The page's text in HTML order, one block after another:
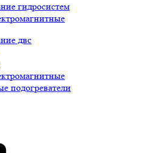
гидросистем
двс
подогреватели